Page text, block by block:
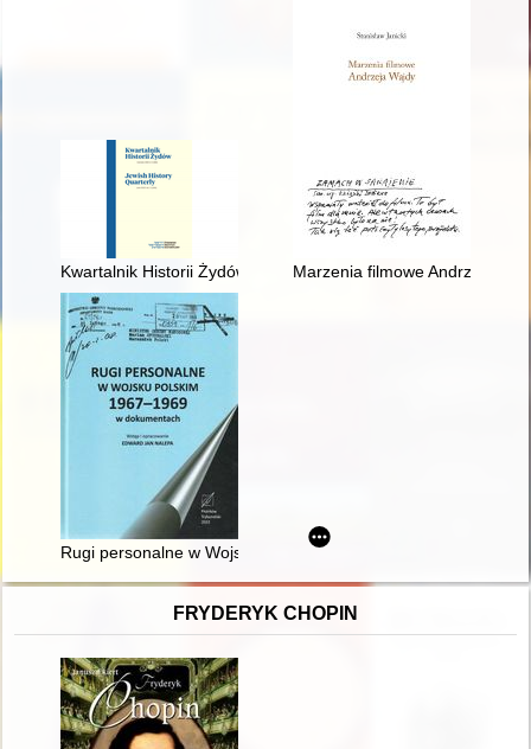
Kwartalnik Historii Żydów = Jewish History Quarterly. 2023 nr 2
Marzenia filmowe Andrzeja
Rugi personalne w Wojsku Polskim 1967-1969 w dokumentach
FRYDERYK CHOPIN